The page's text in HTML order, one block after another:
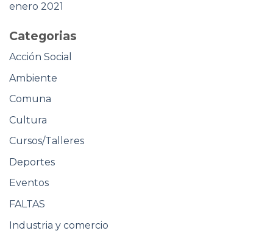
enero 2021
Categorias
Acción Social
Ambiente
Comuna
Cultura
Cursos/Talleres
Deportes
Eventos
FALTAS
Industria y comercio